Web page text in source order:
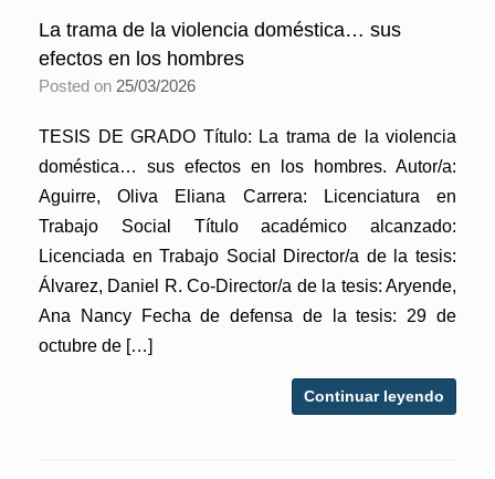
La trama de la violencia doméstica… sus
efectos en los hombres
Posted on 25/03/2026
TESIS DE GRADO Título: La trama de la violencia
doméstica… sus efectos en los hombres. Autor/a:
Aguirre, Oliva Eliana Carrera: Licenciatura en
Trabajo Social Título académico alcanzado:
Licenciada en Trabajo Social Director/a de la tesis:
Álvarez, Daniel R. Co-Director/a de la tesis: Aryende,
Ana Nancy Fecha de defensa de la tesis: 29 de
octubre de […]
Continuar leyendo